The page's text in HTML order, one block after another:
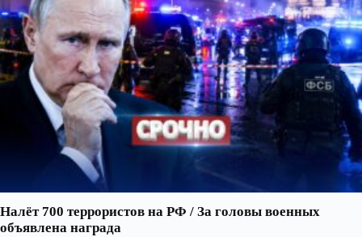
Налёт 700 террористов на РФ / За головы военных
объявлена награда